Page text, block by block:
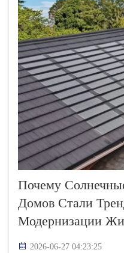
поддерживает дом...
Почему
Домов Стали
Модернизации
2026-06-27 04:23:25